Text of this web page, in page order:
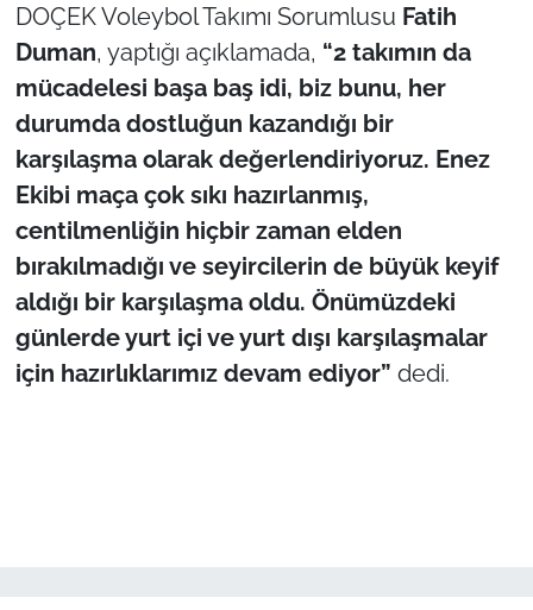
DOÇEK Voleybol Takımı Sorumlusu Fatih
Duman, yaptığı açıklamada, “2 takımın da
mücadelesi başa baş idi, biz bunu, her
durumda dostluğun kazandığı bir
karşılaşma olarak değerlendiriyoruz. Enez
Ekibi maça çok sıkı hazırlanmış,
centilmenliğin hiçbir zaman elden
bırakılmadığı ve seyircilerin de büyük keyif
aldığı bir karşılaşma oldu. Önümüzdeki
günlerde yurt içi ve yurt dışı karşılaşmalar
için hazırlıklarımız devam ediyor” dedi.
Magazin
İş Dünyası
Bilim Teknoloji
English News
Canlı Maç
Finans
Genel-A